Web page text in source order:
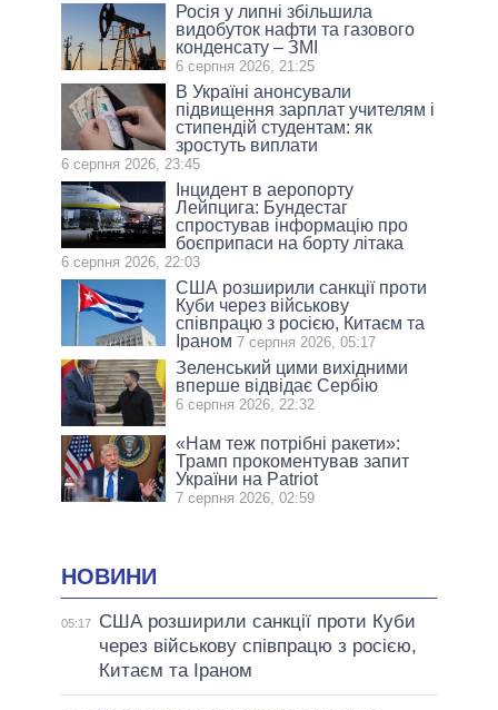
Росія у липні збільшила
видобуток нафти та газового
конденсату – ЗМІ
6 серпня 2026, 21:25
В Україні анонсували
підвищення зарплат учителям і
стипендій студентам: як
зростуть виплати
6 серпня 2026, 23:45
Інцидент в аеропорту
Лейпцига: Бундестаг
спростував інформацію про
боєприпаси на борту літака
6 серпня 2026, 22:03
США розширили санкції проти
Куби через військову
співпрацю з росією, Китаєм та
Іраном 7 серпня 2026, 05:17
Зеленський цими вихідними
вперше відвідає Сербію
6 серпня 2026, 22:32
«Нам теж потрібні ракети»:
Трамп прокоментував запит
України на Patriot
7 серпня 2026, 02:59
НОВИНИ
05:17
США розширили санкції проти Куби
через військову співпрацю з росією,
Китаєм та Іраном